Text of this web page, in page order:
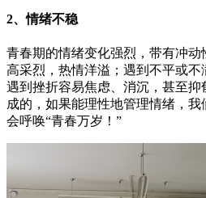
2、情绪不稳
青春期的情绪变化强烈，带有冲
高采烈，热情洋溢；遇到不平或不
遇到挫折容易焦虑、消沉，甚至
成的，如果能理性地管理情绪，
会呼唤“青春万岁！”